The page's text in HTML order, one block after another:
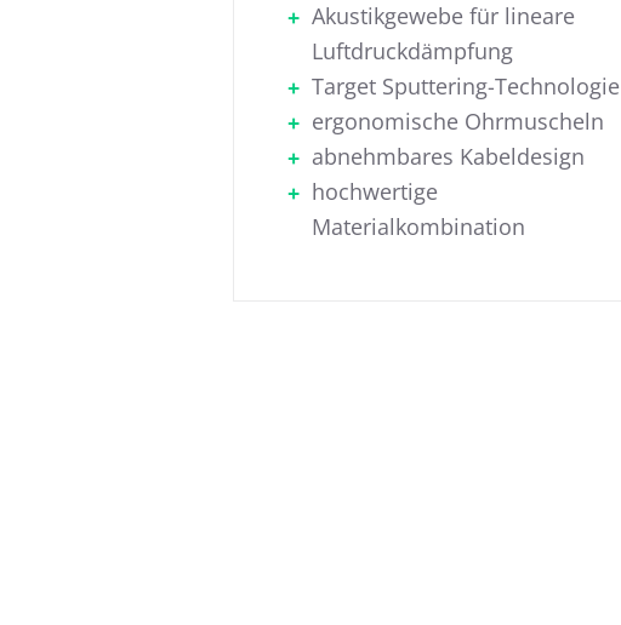
Akustikgewebe für lineare
Luftdruckdämpfung
Target Sputtering-Technologie
ergonomische Ohrmuscheln
abnehmbares Kabeldesign
hochwertige
Materialkombination